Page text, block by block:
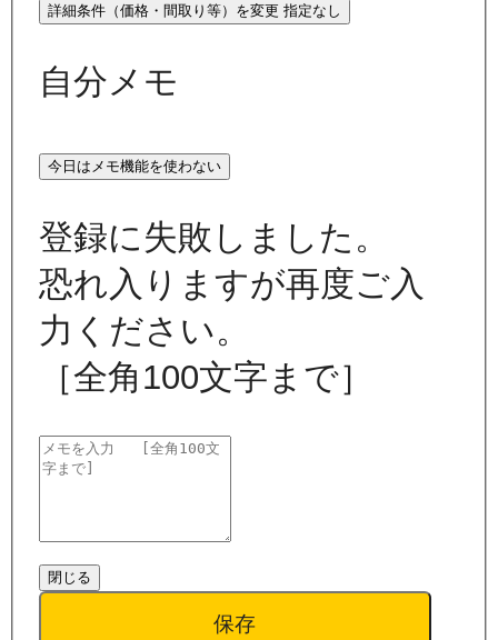
詳細条件（価格・間取り等）を変更 指定なし
自分メモ
今日はメモ機能を使わない
登録に失敗しました。
恐れ入りますが再度ご入
力ください。
［全角100文字まで］
閉じる
保存